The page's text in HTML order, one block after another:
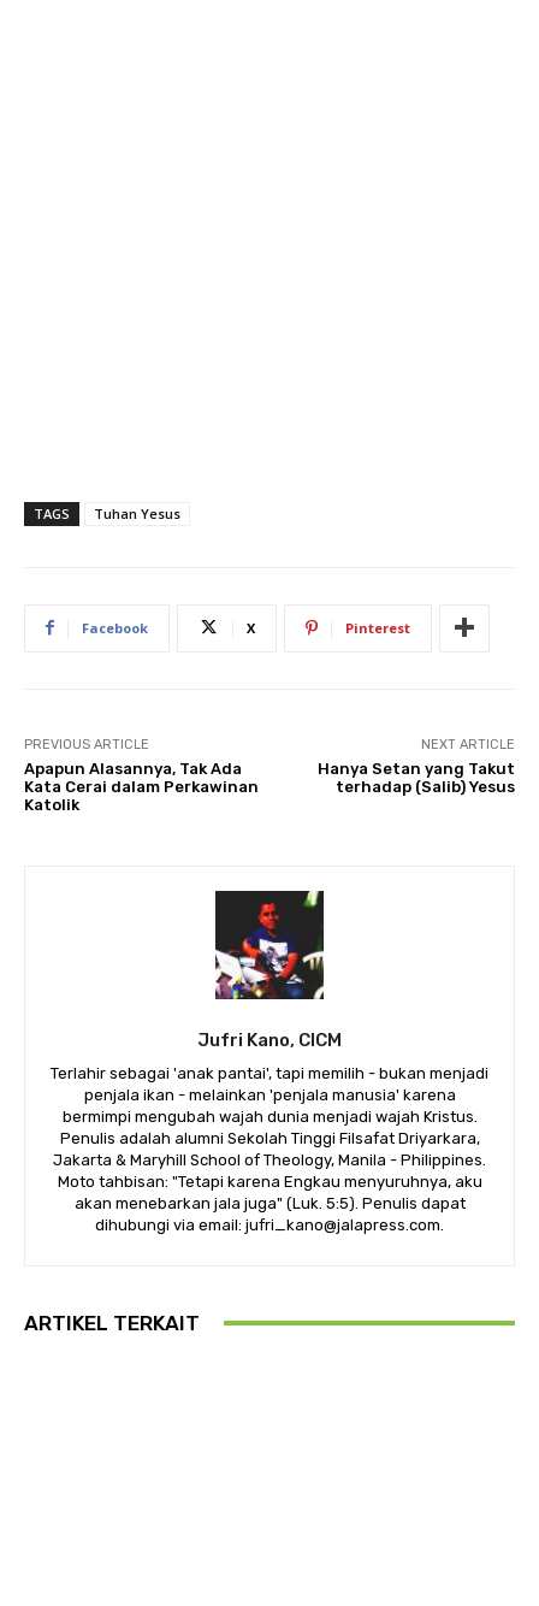
TAGS Tuhan Yesus
Facebook X Pinterest
PREVIOUS ARTICLE
Apapun Alasannya, Tak Ada
Kata Cerai dalam Perkawinan
Katolik
NEXT ARTICLE
Hanya Setan yang Takut
terhadap (Salib) Yesus
Jufri Kano, CICM
Terlahir sebagai 'anak pantai', tapi memilih - bukan menjadi
penjala ikan - melainkan 'penjala manusia' karena
bermimpi mengubah wajah dunia menjadi wajah Kristus.
Penulis adalah alumni Sekolah Tinggi Filsafat Driyarkara,
Jakarta & Maryhill School of Theology, Manila - Philippines.
Moto tahbisan: "Tetapi karena Engkau menyuruhnya, aku
akan menebarkan jala juga" (Luk. 5:5). Penulis dapat
dihubungi via email: jufri_kano@jalapress.com.
ARTIKEL TERKAIT